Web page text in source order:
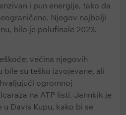
i pun energije, tako da
Njegov najbolji
bilo je polufinale 2023.
većina njegovih
bile su teško izvojevane, ali
ogromnoj
na ATP listi. Jannkik je
Davis Kupu, kako bi se